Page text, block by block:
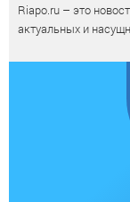
Riapo.ru – это
актуальных и